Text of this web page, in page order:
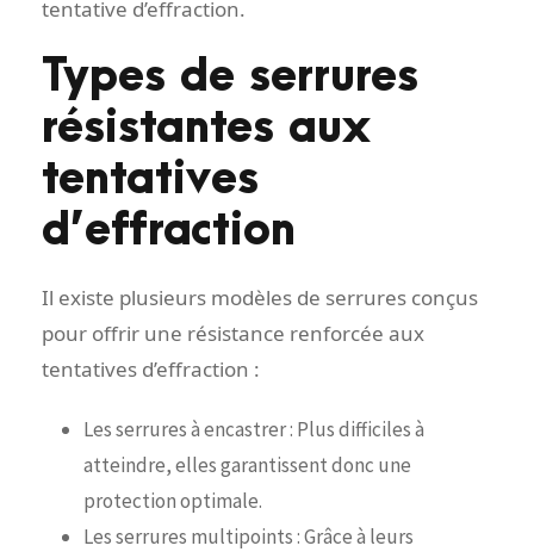
tentative d’effraction.
Types de serrures
résistantes aux
tentatives
d’effraction
Il existe plusieurs modèles de serrures conçus
pour offrir une résistance renforcée aux
tentatives d’effraction :
Les serrures à encastrer : Plus difficiles à
atteindre, elles garantissent donc une
protection optimale.
Les serrures multipoints : Grâce à leurs